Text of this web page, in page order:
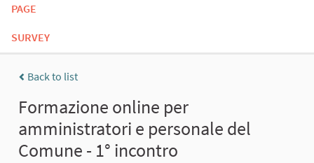
PAGE
SURVEY
Back to list
Formazione online per
amministratori e personale del
Comune - 1° incontro